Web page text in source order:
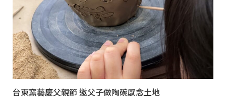
台東窯藝慶父親節 邀父子做陶碗感念土地